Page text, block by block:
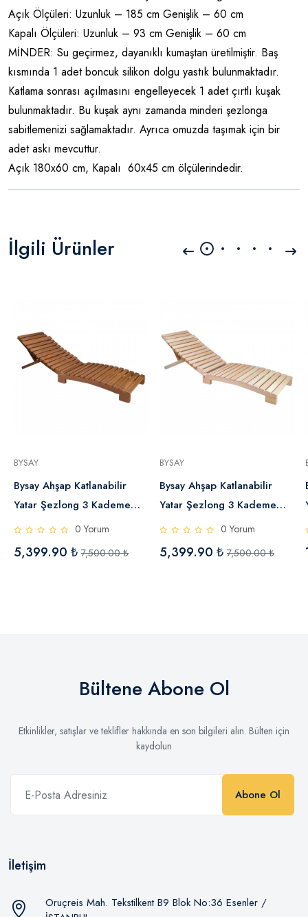
Açık Ölçüleri: Uzunluk – 185 cm Genişlik – 60 cm
Kapalı Ölçüleri: Uzunluk – 93 cm Genişlik – 60 cm
MİNDER: Su geçirmez, dayanıklı kumaştan üretilmiştir. Baş
kısmında 1 adet boncuk silikon dolgu yastık bulunmaktadır.
Katlama sonrası açılmasını engelleyecek 1 adet çırtlı kuşak
bulunmaktadır. Bu kuşak aynı zamanda minderi şezlonga
sabitlemenizi sağlamaktadır. Ayrıca omuzda taşımak için bir
adet askı mevcuttur.
Açık 180x60 cm, Kapalı 60x45 cm ölçülerindedir.
İlgili Ürünler
BYSAY
Bysay Ahşap Katlanabilir
Yatar Şezlong 3 Kademe
Plaj Yatağı (Ceviz)
0 Yorum
5,399.90 ₺ 7,500.00 ₺
BYSAY
Bysay Ahşap Katlanabilir
Yatar Şezlong 3 Kademe
Plaj Yatağı (Naturel)
0 Yorum
5,399.90 ₺ 7,500.00 ₺
Bültene Abone Ol
Etkinlikler, satışlar ve teklifler hakkında en son bilgileri alın. Bülten için
kaydolun
Abone Ol
İletişim
Oruçreis Mah. Tekstilkent B9 Blok No:36 Esenler /